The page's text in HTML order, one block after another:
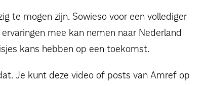
te mogen zijn. Sowieso voor een vollediger
mee kan nemen naar Nederland
kans hebben op een toekomst.
Je kunt deze video of posts van Amref op